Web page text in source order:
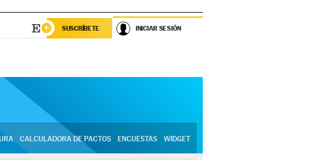
SUSCRÍBETE INICIAR SESIÓN
CALCULADORA DE PACTOS ENCUESTAS WIDGET